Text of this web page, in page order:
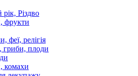
Різдво
фрукти
феї, релігія
гриби, плоди
комахи